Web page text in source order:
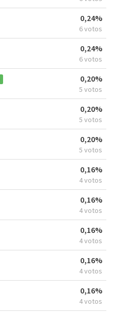
0,24%
6 votos
0,24%
6 votos
0,20%
5 votos
0,20%
5 votos
0,20%
5 votos
0,16%
4 votos
0,16%
4 votos
0,16%
4 votos
0,16%
4 votos
0,16%
4 votos